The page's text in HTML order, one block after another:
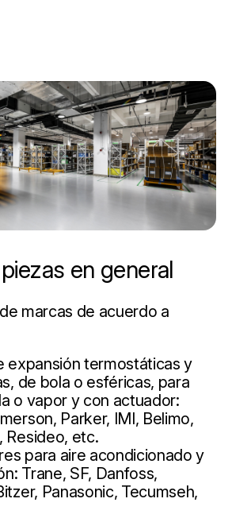
en general
marcas de acuerdo a
expansión termostáticas y
de bola o esféricas, para
o vapor y con actuador:
Parker, IMI, Belimo,
Resideo, etc.
para aire acondicionado y
Trane, SF, Danfoss,
Panasonic, Tecumseh,